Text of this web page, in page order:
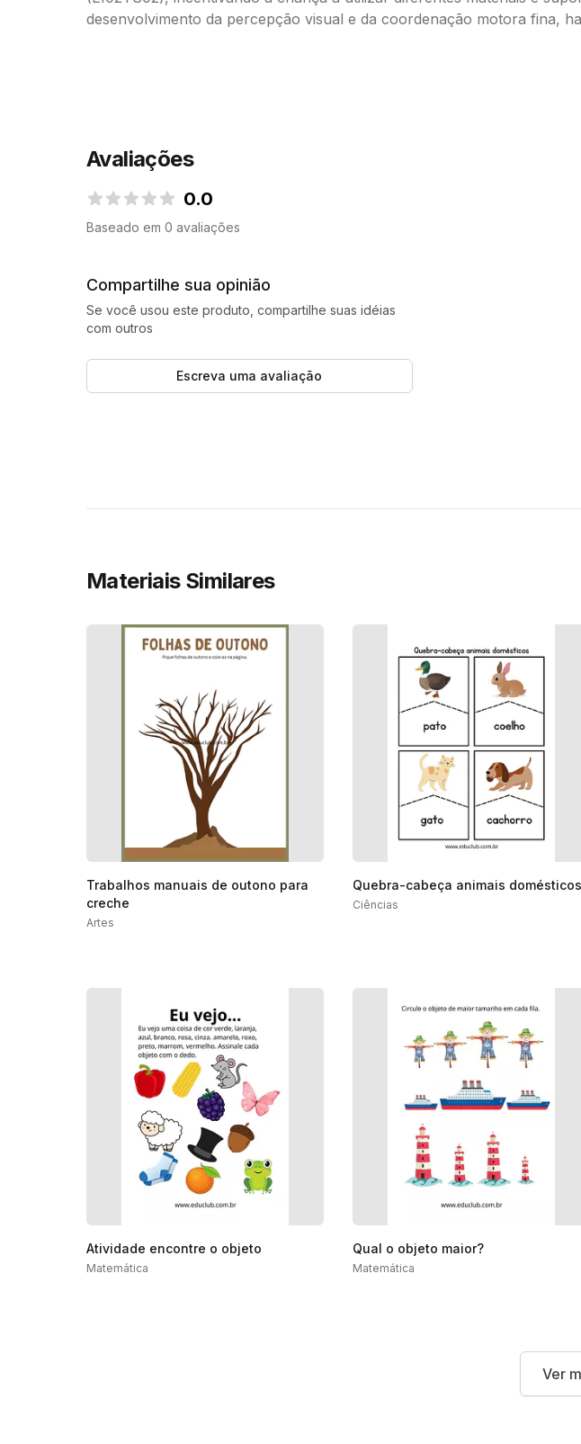
desenvolvimento da percepção visual e da coordenação motora fina,
Avaliações
0.0
Baseado em 0 avaliações
Compartilhe sua opinião
Se você usou este produto, compartilhe suas idéias
com outros
Escreva uma avaliação
Materiais Similares
Trabalhos manuais de outono para
creche
Artes
Quebra-cabeça animais domésticos
Ciências
Atividade encontre o objeto
Matemática
Qual o objeto maior?
Matemática
Ver